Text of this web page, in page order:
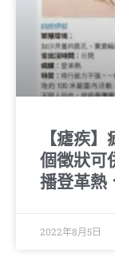
【瘧疾
個徵狀可
播登革熱
2022年8月5日